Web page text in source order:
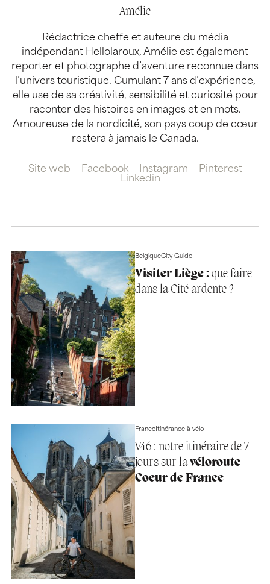
Amélie
Rédactrice cheffe et auteure du média
indépendant Hellolaroux, Amélie est également
reporter et photographe d’aventure reconnue dans
l’univers touristique. Cumulant 7 ans d’expérience,
elle use de sa créativité, sensibilité et curiosité pour
raconter des histoires en images et en mots.
Amoureuse de la nordicité, son pays coup de cœur
restera à jamais le Canada.
Site web Facebook Instagram
Pinterest
Linkedin
BelgiqueCity Guide
Visiter Liège :que faire
dans la Cité ardente ?
FranceItinérance à vélo
V46 : notre itinéraire de 7
jours sur lavéloroute
Coeur de France